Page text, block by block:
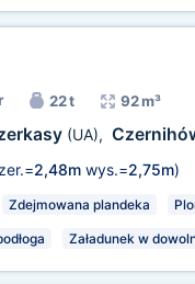
22 t 92 m³
(UA),
2,48m wys.=2,75m)
Zdejmowana plandeka
Załadunek w